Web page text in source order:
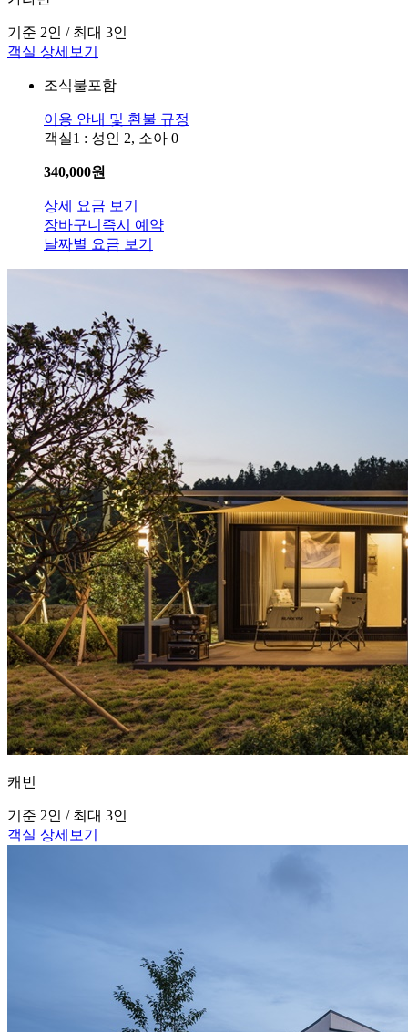
기준 2인 / 최대 3인
객실 상세보기
조식불포함
이용 안내 및 환불 규정
객실1 : 성인 2, 소아 0
340,000원
상세 요금 보기
장바구니 즉시 예약
날짜별 요금 보기
캐빈
기준 2인 / 최대 3인
객실 상세보기